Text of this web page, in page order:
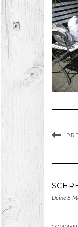
Deine E-